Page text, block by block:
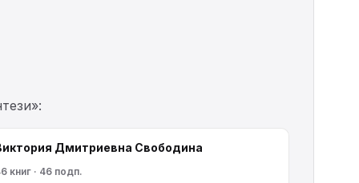
Дмитриевна Свободина
книг · 46 подп.